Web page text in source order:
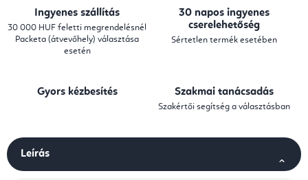
Ingyenes szállítás
30 000 HUF feletti megrendelésnél
Packeta (átvevőhely) választása
esetén
30 napos ingyenes
cserelehetőség
Sértetlen termék esetében
Gyors kézbesítés Szakmai tanácsadás
Szakértői segítség a választásban
Leírás